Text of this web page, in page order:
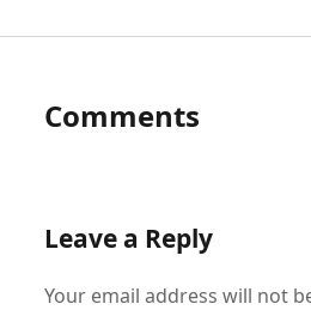
Comments
Leave a Reply
Your email address will not